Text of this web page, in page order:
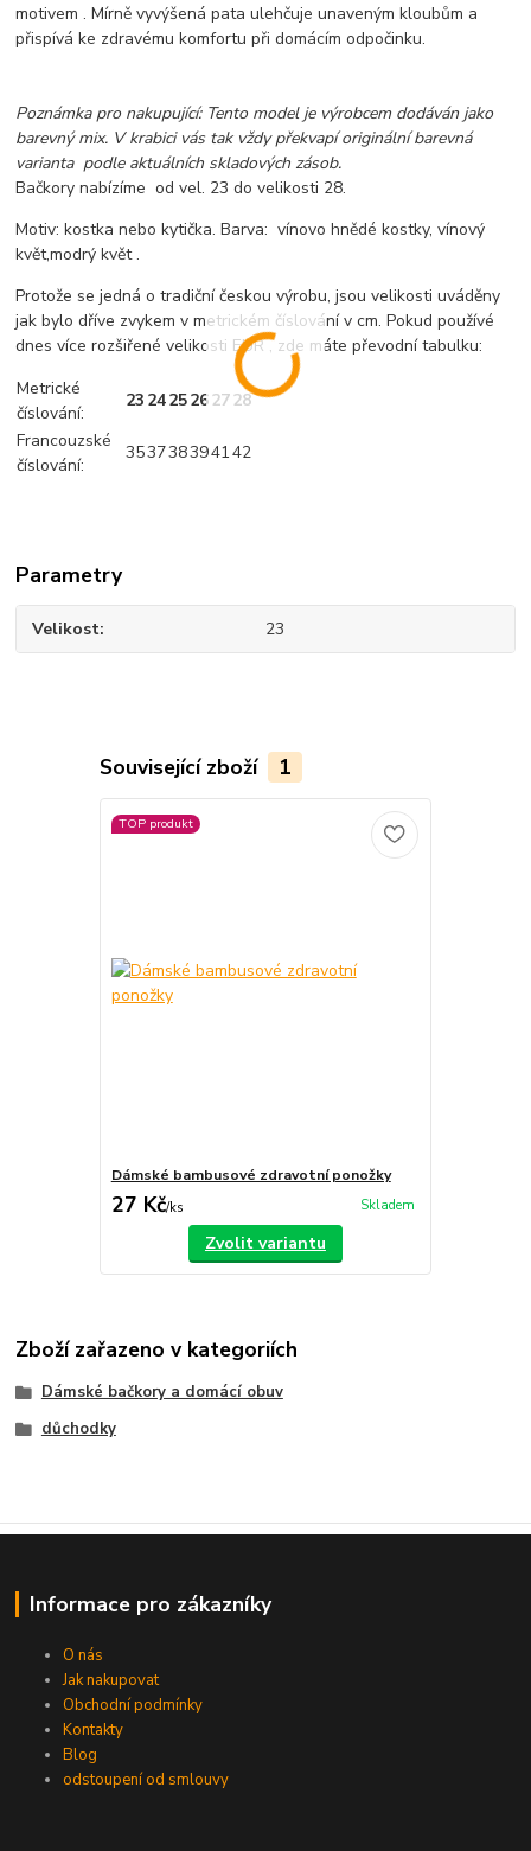
motivem . Mírně vyvýšená pata ulehčuje unaveným kloubům a
přispívá ke zdravému komfortu při domácím odpočinku.
Poznámka pro nakupující: Tento model je výrobcem dodáván jako
barevný mix. V krabici vás tak vždy překvapí originální barevná
varianta podle aktuálních skladových zásob.
Bačkory nabízíme od vel. 23 do velikosti 28.
Motiv: kostka nebo kytička. Barva: vínovo hnědé kostky, vínový
květ,modrý květ .
Protože se jedná o tradiční českou výrobu, jsou velikosti uváděny
jak bylo dříve zvykem v metrickém číslování v cm. Pokud používé
dnes více rozšiřené velikosti EUR , zde máte převodní tabulku:
Metrické
číslování:
23 2425262728
Francouzské
číslování:
353738394142
Parametry
Velikost 23
Související zboží 1
TOP produkt
Dámské bambusové zdravotní ponožky
27 Kč/ks Skladem
Zvolit variantu
Zboží zařazeno v kategoriích
Dámské bačkory a domácí obuv
důchodky
Informace pro zákazníky
O nás
Jak nakupovat
Obchodní podmínky
Kontakty
Blog
odstoupení od smlouvy